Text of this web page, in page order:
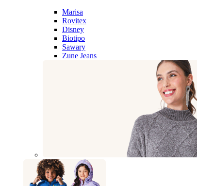
Marisa
Rovitex
Disney
Biotipo
Sawary
Zune Jeans